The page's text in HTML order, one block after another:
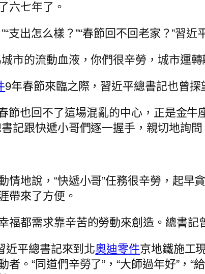
六七年了。
支出怎么樣？”“春節回不回老家？”習近
市的流動血液，你們很辛勞，城市運
9年春節來臨之際，習近平總書記也曾探
春節也回不了這場混亂的中心，正是金
記跟快遞小哥們逐一握手，親切地詢問
情地說，“快遞小哥”任務很辛勞，起
帶來了方便。
福都需求靠辛苦的勞動來創造。總書
近平總書記來到北奧迪零件京地鐵施工
者。“同道們辛勞了”，“大師過年好”，